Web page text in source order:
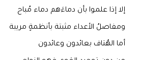
إلا إذا علموا بأن دماءَهم دماء مُباح
ومفاصلُ الأعداء مثبتة بأنظمةٍ مريبة
أما الهٌتاف بعائدون وعائدون